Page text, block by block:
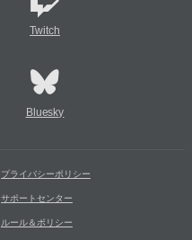
Twitch
Bluesky
プライバシーポリシー
サポートセンター
ルール＆ポリシー